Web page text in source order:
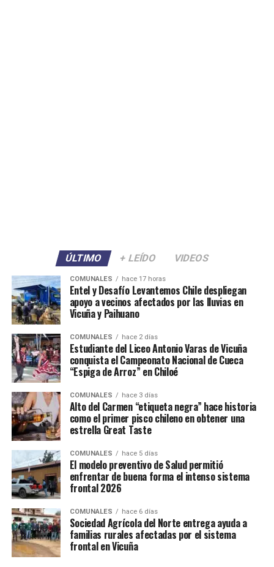
ÚLTIMO + LEÍDO VIDEOS
COMUNALES hace 17 horas
Entel y Desafío Levantemos Chile despliegan
apoyo a vecinos afectados por las lluvias en
Vicuña y Paihuano
COMUNALES hace 2 días
Estudiante del Liceo Antonio Varas de Vicuña
conquista el Campeonato Nacional de Cueca
“Espiga de Arroz” en Chiloé
COMUNALES hace 3 días
Alto del Carmen “etiqueta negra” hace historia
como el primer pisco chileno en obtener una
estrella Great Taste
COMUNALES hace 5 días
El modelo preventivo de Salud permitió
enfrentar de buena forma el intenso sistema
frontal 2026
COMUNALES hace 6 días
Sociedad Agrícola del Norte entrega ayuda a
familias rurales afectadas por el sistema
frontal en Vicuña